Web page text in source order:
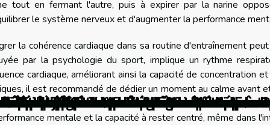
tout en fermant l'autre, puis à expirer par la narine
le système nerveux et d'augmenter la performance
la cohérence cardiaque dans sa routine d'entraînement
par la psychologie du sport, implique un rythme
cardiaque, améliorant ainsi la capacité de
il est recommandé de dédier un moment au calme avant
se concentrer sur sa respiration et entrer dans un état de
mentale et la capacité à rester centré, même dans
oubliée contre la fatigue de
t-elle votre expérience de
sur la réduction du stress
ils votre bien-être quotidien ?
bien-être et équilibre ?
après 40 ans pour une santé
pour booster votre performance
ils la santé au travail ?
pour optimiser votre routine
récupération après l'entraînement
quotidienne pour la santé mentale ?
elles votre bien-être quotidien ?
seniors pour rester actif
casquette contre la chaleur estivale
transforme votre routine fitness
pour vos besoins de santé
stratégies de visualisation et de
être quotidien
le bien-être mental
pratiques de Yin Yoga
le jeûne intermittent
le bien-être